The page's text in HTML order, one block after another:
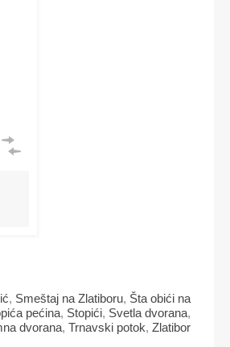
, Smeštaj na Zlatiboru, Šta obići na
pećina, Stopići, Svetla dvorana,
dvorana, Trnavski potok, Zlatibor